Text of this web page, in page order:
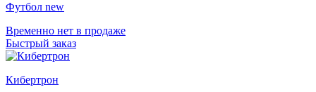
Футбол new
Временно нет в продаже
Быстрый заказ
Кибертрон